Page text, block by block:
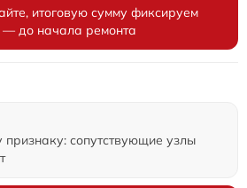
итоговую сумму фиксируем
— до начала ремонта
признаку: сопутствующие узлы